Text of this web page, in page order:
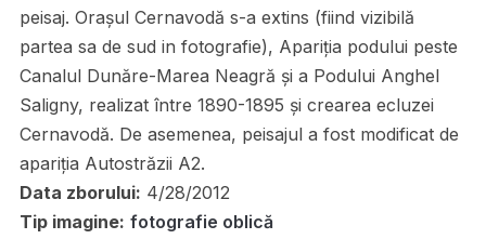
peisaj. Orașul Cernavodă s-a extins (fiind vizibilă
partea sa de sud in fotografie), Apariția podului peste
Canalul Dunăre-Marea Neagră și a Podului Anghel
Saligny, realizat între 1890-1895 și crearea ecluzei
Cernavodă. De asemenea, peisajul a fost modificat de
apariția Autostrăzii A2.
Data zborului: 4/28/2012
Tip imagine: fotografie oblică